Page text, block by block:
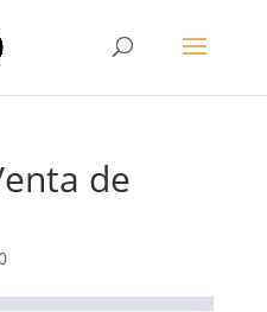
de